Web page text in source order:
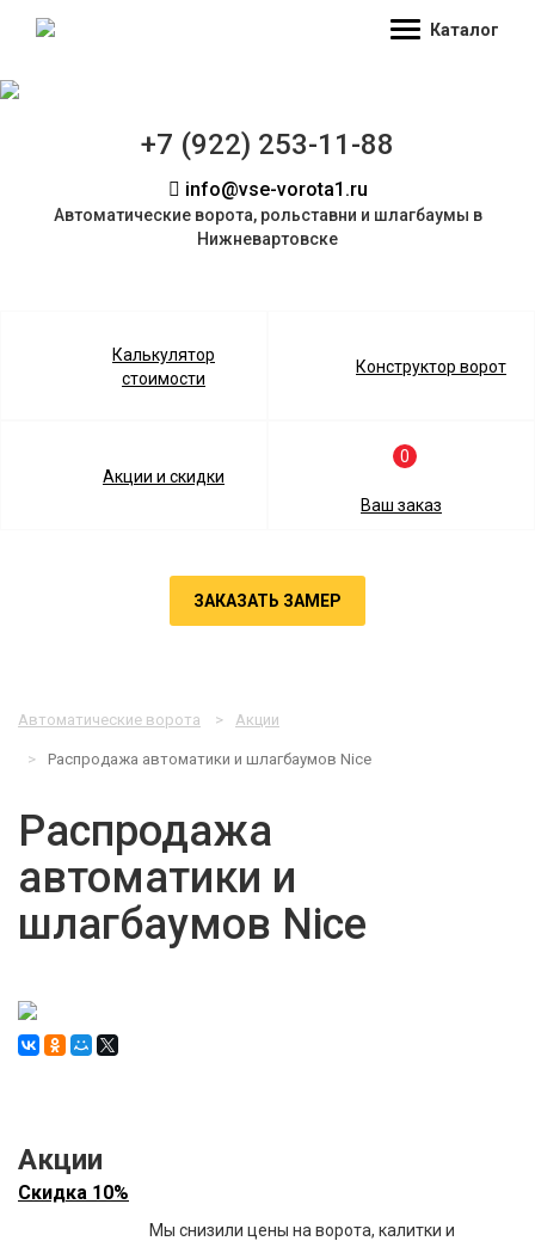
Каталог
+7 (922) 253-11-88
info@vse-vorota1.ru
Автоматические ворота, рольставни и шлагбаумы в
Нижневартовске
Калькулятор
стоимости
Конструктор ворот
Акции и скидки
0
Ваш заказ
ЗАКАЗАТЬ ЗАМЕР
Автоматические ворота Акции
Распродажа автоматики и шлагбаумов Nice
Распродажа
автоматики и
шлагбаумов Nice
Акции
Скидка 10%
Мы снизили цены на ворота, калитки и